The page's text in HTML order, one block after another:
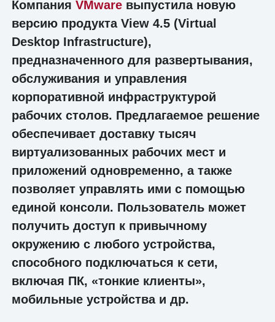
Компания VMwareвыпустила новую
версию продукта View 4.5 (Virtual
Desktop Infrastructure),
предназначенного для развертывания,
обслуживания и управления
корпоративной инфраструктурой
рабочих столов. Предлагаемое решение
обеспечивает доставку тысяч
виртуализованных рабочих мест и
приложений одновременно, а также
позволяет управлять ими с помощью
единой консоли. Пользователь может
получить доступ к привычному
окружению с любого устройства,
способного подключаться к сети,
включая ПК, «тонкие клиенты»,
мобильные устройства и др.